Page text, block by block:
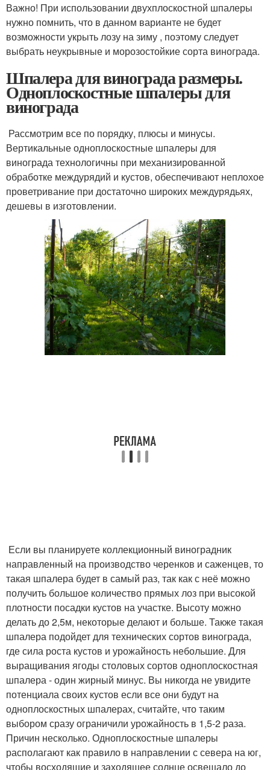
Важно! При использовании двухплоскостной шпалеры
нужно помнить, что в данном варианте не будет
возможности укрыть лозу на зиму , поэтому следует
выбрать неукрывные и морозостойкие сорта винограда.
Шпалера для винограда размеры.
Одноплоскостные шпалеры для
винограда
Рассмотрим все по порядку, плюсы и минусы.
Вертикальные одноплоскостные шпалеры для
винограда технологичны при механизированной
обработке междурядий и кустов, обеспечивают неплохое
проветривание при достаточно широких междурядьях,
дешевы в изготовлении.
Если вы планируете коллекционный виноградник
направленный на производство черенков и саженцев, то
такая шпалера будет в самый раз, так как с неё можно
получить большое количество прямых лоз при высокой
плотности посадки кустов на участке. Высоту можно
делать до 2,5м, некоторые делают и больше. Также такая
шпалера подойдет для технических сортов винограда,
где сила роста кустов и урожайность небольшие. Для
выращивания ягоды столовых сортов одноплоскостная
шпалера - один жирный минус. Вы никогда не увидите
потенциала своих кустов если все они будут на
одноплоскостных шпалерах, считайте, что таким
выбором сразу ограничили урожайность в 1,5-2 раза.
Причин несколько. Одноплоскостные шпалеры
располагают как правило в направлении с севера на юг,
чтобы восходящие и заходящее солнце освещало до